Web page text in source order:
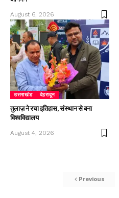
August 6, 2026
उत्तराखंड देहरादून
तुलाज़ ने रचा इतिहास, संस्थान से बना
विश्वविद्यालय
August 4, 2026
Previous